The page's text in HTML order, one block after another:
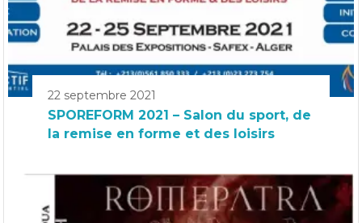
22 septembre 2021
SPOREFORM 2021 – Salon du sport, de
la remise en forme et des loisirs